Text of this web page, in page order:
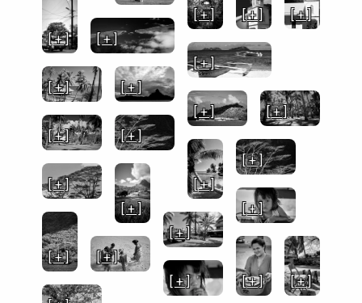
[ + ]
[ + ]
[ + ]
[ + ]
[ + ]
[ + ]
[ + ]
[ + ]
[ + ]
[ + ]
[ + ]
[ + ]
[ + ]
[ + ]
[ + ]
[ + ]
[ + ]
[ + ]
[ + ]
[ + ]
[ + ]
[ + ]
[ + ]